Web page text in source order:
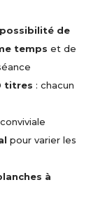
possibilité de
temps et de
titres : chacun
pour varier les
à